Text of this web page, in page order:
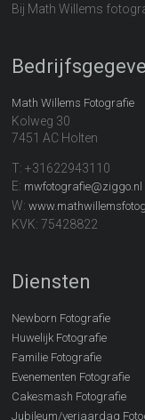
Bij Math Willems
Math Willems Fotografie
Kolweg 30
7451 AC Holten
T: +31622943110
E: mwfotografie@ziggo.nl
W:
KVK: 75428822
Diensten
Newborn Fotografie
Huwelijk Fotografie
Familie Fotografie
Evenementen Fotografie
Cakesmash Fotografie
Jubileum/verjaardag